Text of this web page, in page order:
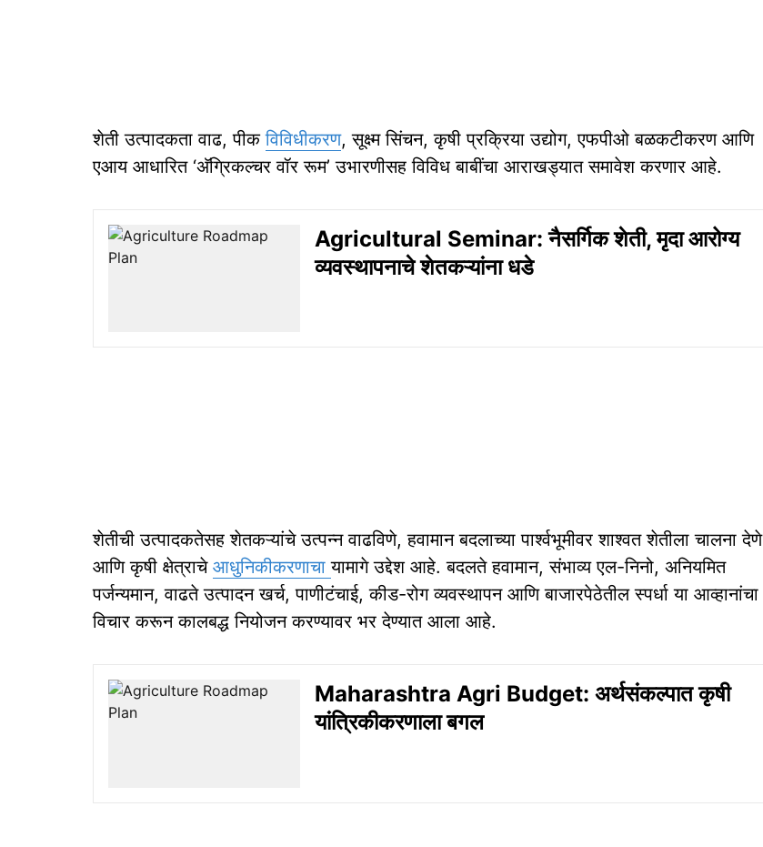
शेती उत्पादकता वाढ, पीकविविधीकरण, सूक्ष्म सिंचन, कृषी प्रक्रिया उद्योग, एफपीओ बळकटीकरण आणि
एआय आधारित ‘अ‍ॅग्रिकल्चर वॉर रूम’ उभारणीसह विविध बाबींचा आराखड्यात समावेश करणार आहे.
Agricultural Seminar: नैसर्गिक शेती, मृदा आरोग्य
व्यवस्थापनाचे शेतकऱ्यांना धडे
शेतीची उत्पादकतेसह शेतकऱ्यांचे उत्पन्न वाढविणे, हवामान बदलाच्या पार्श्वभूमीवर शाश्वत शेतीला चालना देणे
आणि कृषी क्षेत्राचे आधुनिकीकरणाचायामागे उद्देश आहे. बदलते हवामान, संभाव्य एल-निनो, अनियमित
पर्जन्यमान, वाढते उत्पादन खर्च, पाणीटंचाई, कीड-रोग व्यवस्थापन आणि बाजारपेठेतील स्पर्धा या आव्हानांचा
विचार करून कालबद्ध नियोजन करण्यावर भर देण्यात आला आहे.
Maharashtra Agri Budget: अर्थसंकल्पात कृषी
यांत्रिकीकरणाला बगल